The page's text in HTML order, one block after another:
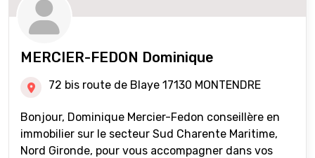
MERCIER-FEDON Dominique
72 bis route de Blaye 17130 MONTENDRE
Bonjour, Dominique Mercier-Fedon conseillère en
immobilier sur le secteur Sud Charente Maritime,
Nord Gironde, pour vous accompagner dans vos